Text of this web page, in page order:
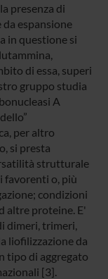
presenza di
espansione
in questione si
di essa, superi
gruppo studia
A
per altro
si presta
strutturale
favorenti o, più
condizioni
altre proteine. E'
dimeri, trimeri,
liofilizzazione da
tipo di aggregato
[3].